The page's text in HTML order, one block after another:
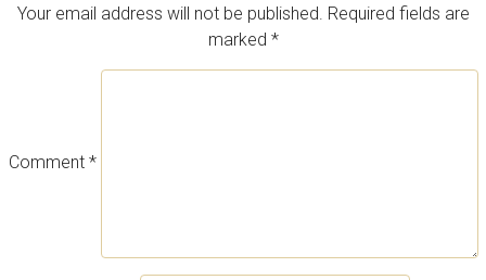
Your email address will not be published. Required fields are
marked *
Comment *